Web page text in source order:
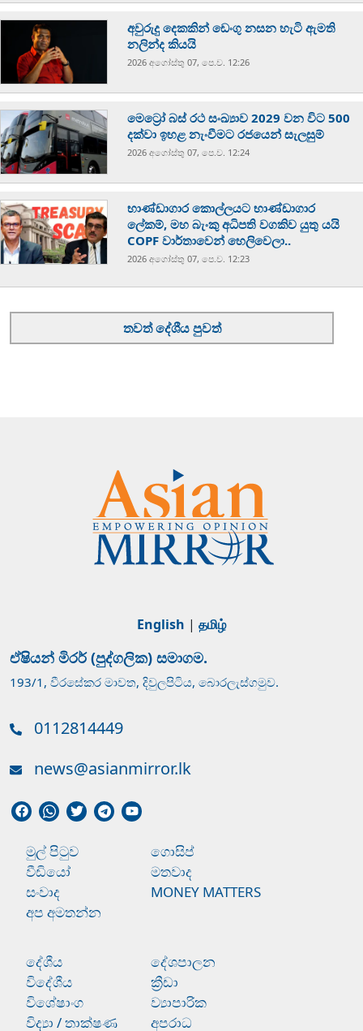
අවුරුදු දෙකකින් ඩෙංගු නසන හැටි ඇමති
නලින්ද කියයි
2026 අගෝස්‍තු 07, පෙ.ව. 12:26
මෙට්‍රෝ බස් රථ සංඛ්‍යාව 2029 වන විට 500
දක්වා ඉහළ නැංවීමට රජයෙන් සැලසුම්
2026 අගෝස්‍තු 07, පෙ.ව. 12:24
භාණ්ඩාගාර කොල්ලයට භාණ්ඩාගාර
ලේකම්, මහ බැංකු අධිපති වගකිව යුතු යයි
COPF වාර්තාවෙන් හෙලිවෙලා..
2026 අගෝස්‍තු 07, පෙ.ව. 12:23
තවත් දේශීය පුවත්
English | தமிழ்
ඒෂියන් මිරර් (පුද්ගලික) සමාගම.
193/1, වීරසේකර මාවත, දිවුලපිටිය, බොරලැස්ගමුව.
0112814449
news@asianmirror.lk
මුල් පිටුව
ගොසිප්
වීඩියෝ
මතවාද
සංවාද
MONEY MATTERS
අප අමතන්න
දේශීය
දේශපාලන
විදේශීය
ක්‍රීඩා
විශේෂාංග
ව්‍යාපාරික
විද්‍යා / තාක්ෂණ
අපරාධ